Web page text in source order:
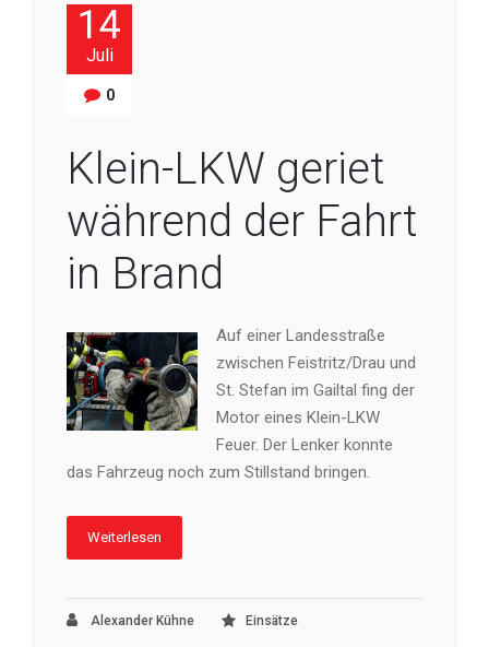
14
Juli
0
Klein-LKW geriet
während der Fahrt
in Brand
Auf einer Landesstraße
zwischen Feistritz/Drau und
St. Stefan im Gailtal fing der
Motor eines Klein-LKW
Feuer. Der Lenker konnte
das Fahrzeug noch zum Stillstand bringen.
Weiterlesen
Alexander Kühne Einsätze